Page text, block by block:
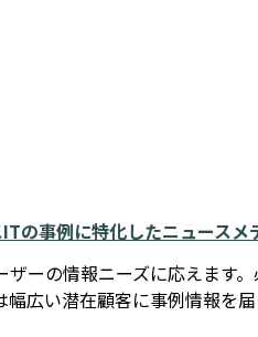
の事例に特化したニュースメ
ーの情報ニーズに応えます
広い潜在顧客に事例情報を届